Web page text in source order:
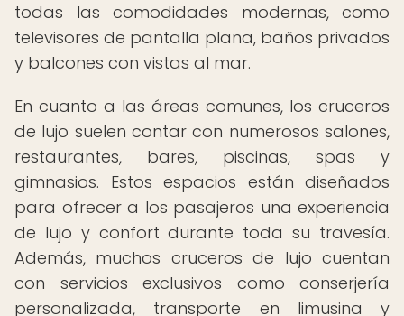
todas las comodidades modernas, como
televisores de pantalla plana, baños privados
y balcones con vistas al mar.
En cuanto a las áreas comunes, los cruceros
de lujo suelen contar con numerosos salones,
restaurantes, bares, piscinas, spas y
gimnasios. Estos espacios están diseñados
para ofrecer a los pasajeros una experiencia
de lujo y confort durante toda su travesía.
Además, muchos cruceros de lujo cuentan
con servicios exclusivos como conserjería
personalizada, transporte en limusina y